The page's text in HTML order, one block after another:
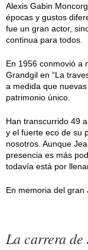
Alexis Gabin
épocas y gustos
fue un gran actor,
continua para todos.
En 1956 conmovió a
Grandgil en “La
a medida que
patrimonio único.
Han transcurrido 49
y el fuerte eco de su
nosotros. Aunque
presencia es más
todavía está por
En memoria del gran
La carrera de